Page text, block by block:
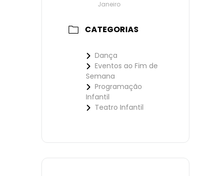
Janeiro
CATEGORIAS
Dança
Eventos ao Fim de
Semana
Programação
Infantil
Teatro Infantil